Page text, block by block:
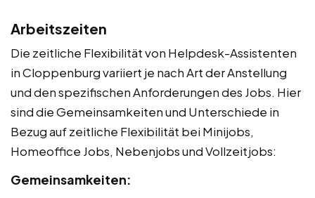
Arbeitszeiten
Die zeitliche Flexibilität von Helpdesk-Assistenten
in Cloppenburg variiert je nach Art der Anstellung
und den spezifischen Anforderungen des Jobs. Hier
sind die Gemeinsamkeiten und Unterschiede in
Bezug auf zeitliche Flexibilität bei Minijobs,
Homeoffice Jobs, Nebenjobs und Vollzeitjobs:
Gemeinsamkeiten: